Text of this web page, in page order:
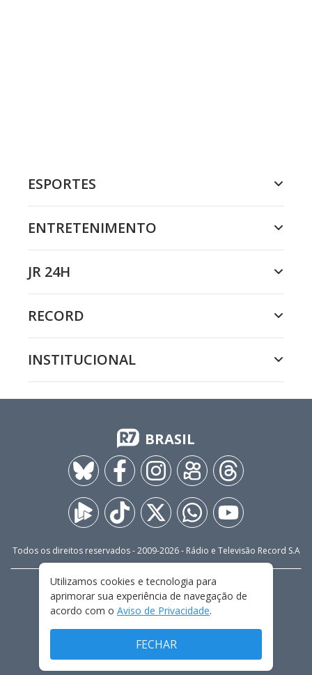
ESPORTES
ENTRETENIMENTO
JR 24H
RECORD
INSTITUCIONAL
BRASIL
Todos os direitos reservados - 2009-2026- Rádio e Televisão Record S.A
FALE CONOSCO
PRIVACIDADE
TERMOS E CONDIÇÕES DE USO
Utilizamos cookies e tecnologia para
aprimorar sua experiência de navegação de
acordo com o Aviso de Privacidade.
FECHAR